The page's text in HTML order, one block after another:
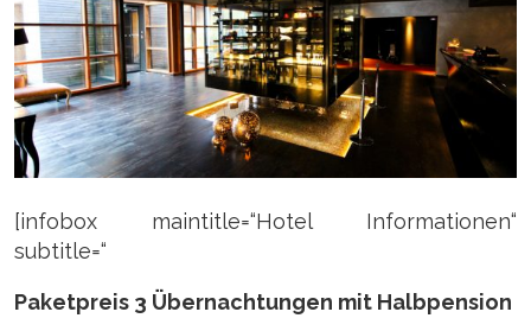
[infobox maintitle=“Hotel Informationen“
subtitle=“
Paketpreis 3 Übernachtungen mit Halbpension